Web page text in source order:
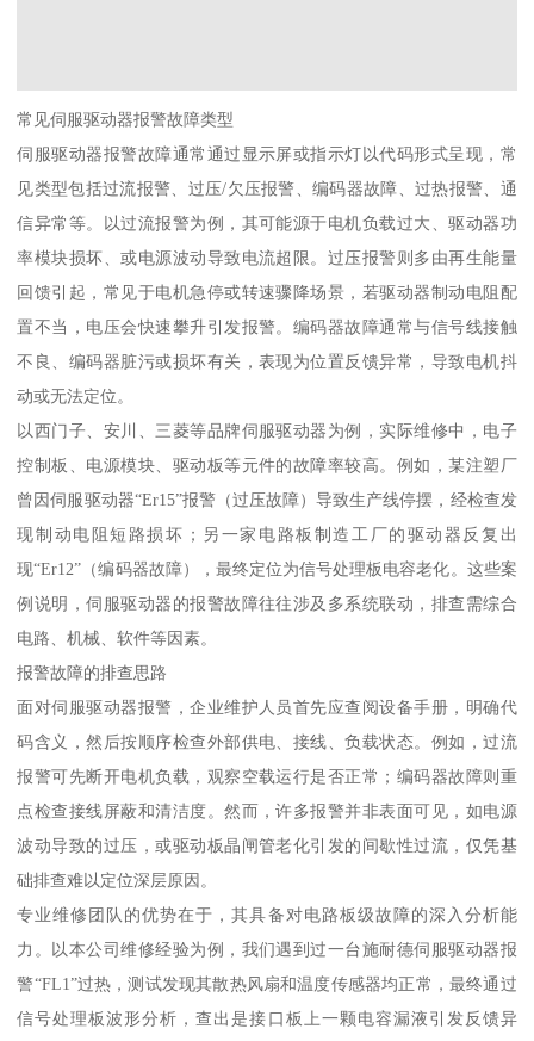
常见伺服驱动器报警故障类型
伺服驱动器报警故障通常通过显示屏或指示灯以代码形式呈现，常
见类型包括过流报警、过压/欠压报警、编码器故障、过热报警、通
信异常等。以过流报警为例，其可能源于电机负载过大、驱动器功
率模块损坏、或电源波动导致电流超限。过压报警则多由再生能量
回馈引起，常见于电机急停或转速骤降场景，若驱动器制动电阻配
置不当，电压会快速攀升引发报警。编码器故障通常与信号线接触
不良、编码器脏污或损坏有关，表现为位置反馈异常，导致电机抖
动或无法定位。
以西门子、安川、三菱等品牌伺服驱动器为例，实际维修中，电子
控制板、电源模块、驱动板等元件的故障率较高。例如，某注塑厂
曾因伺服驱动器“Er15”报警（过压故障）导致生产线停摆，经检查发
现制动电阻短路损坏；另一家电路板制造工厂的驱动器反复出
现“Er12”（编码器故障），最终定位为信号处理板电容老化。这些案
例说明，伺服驱动器的报警故障往往涉及多系统联动，排查需综合
电路、机械、软件等因素。
报警故障的排查思路
面对伺服驱动器报警，企业维护人员首先应查阅设备手册，明确代
码含义，然后按顺序检查外部供电、接线、负载状态。例如，过流
报警可先断开电机负载，观察空载运行是否正常；编码器故障则重
点检查接线屏蔽和清洁度。然而，许多报警并非表面可见，如电源
波动导致的过压，或驱动板晶闸管老化引发的间歇性过流，仅凭基
础排查难以定位深层原因。
专业维修团队的优势在于，其具备对电路板级故障的深入分析能
力。以本公司维修经验为例，我们遇到过一台施耐德伺服驱动器报
警“FL1”过热，测试发现其散热风扇和温度传感器均正常，最终通过
信号处理板波形分析，查出是接口板上一颗电容漏液引发反馈异